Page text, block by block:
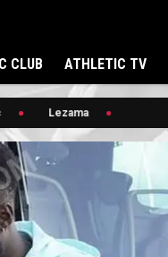
CLUB ATHLETIC TV
Lezama